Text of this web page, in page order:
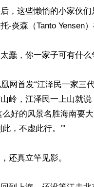
，这些懒惰的小家伙
-炎森（Tanto Yensen
蠢，你一家子可有什么
网首发“江泽民一家三
岭，江泽民一上山就
么好的风景名胜海南要
，不虚此行。’”
还真立竿见影。